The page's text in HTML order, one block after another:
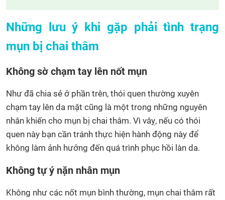
Những lưu ý khi gặp phải tình trạng
mụn bị chai thâm
Không sờ chạm tay lên nốt mụn
Như đã chia sẻ ở phần trên, thói quen thường xuyên
chạm tay lên da mặt cũng là một trong những nguyên
nhân khiến cho mụn bị chai thâm. Vì vâỵ, nếu có thói
quen này bạn cần tránh thực hiện hành động này để
không làm ảnh hưởng đến quá trình phục hồi làn da.
Không tự ý nặn nhân mụn
Không như các nốt mụn bình thường, mụn chai thâm rất